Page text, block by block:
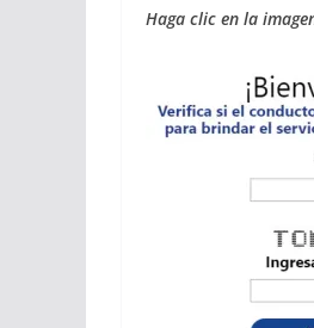
Haga clic en la